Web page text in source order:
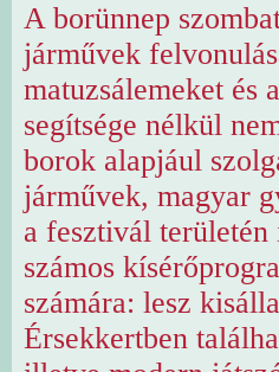
A borünnep
járművek
matuzsálemeket és
segítsége nélkül
borok alapjául
járművek, magyar
a fesztivál
számos
számára: lesz
Érsekkertben